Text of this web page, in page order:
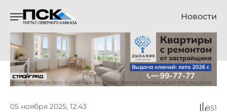
Новости
05 ноября 2025, 12:43 851